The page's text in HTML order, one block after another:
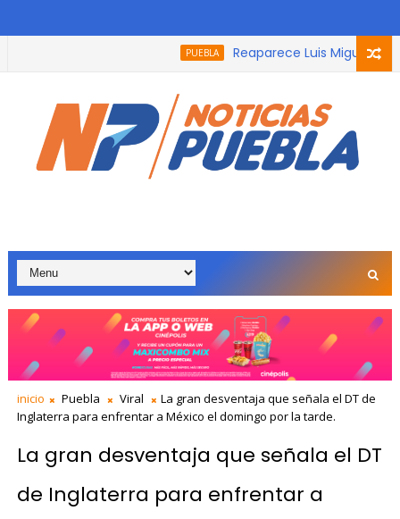
PUEBLA Reaparece Luis Miguel en
inicio Puebla Viral
La gran desventaja que señala el DT de
Inglaterra para enfrentar a México el domingo por la tarde.
La gran desventaja que señala el DT
de Inglaterra para enfrentar a